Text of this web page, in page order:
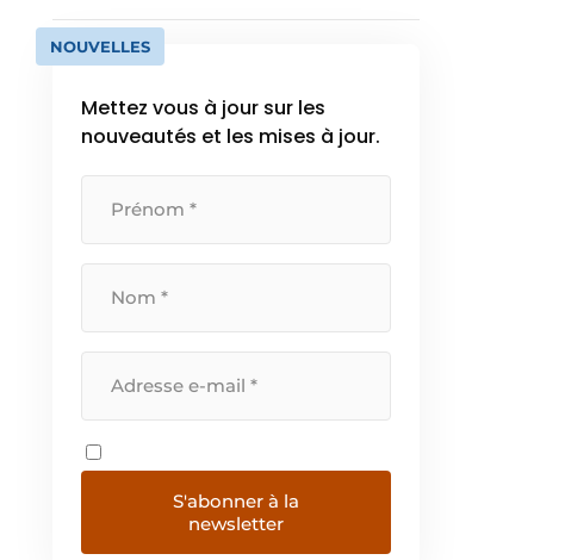
NOUVELLES
Mettez vous à jour sur les
nouveautés et les mises à jour.
S'abonner à la
newsletter